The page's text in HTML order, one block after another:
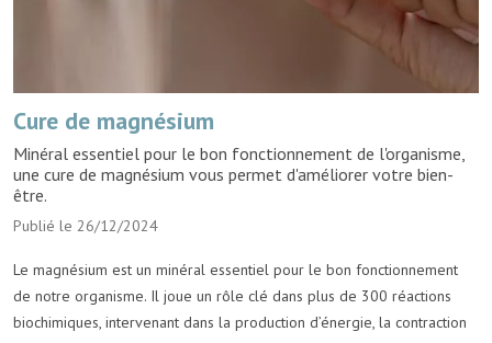
Cure de magnésium
Minéral essentiel pour le bon fonctionnement de l'organisme,
une cure de magnésium vous permet d'améliorer votre bien-
être.
Publié le 26/12/2024
Le magnésium est un minéral essentiel pour le bon fonctionnement
de notre organisme. Il joue un rôle clé dans plus de 300 réactions
biochimiques, intervenant dans la production d’énergie, la contraction